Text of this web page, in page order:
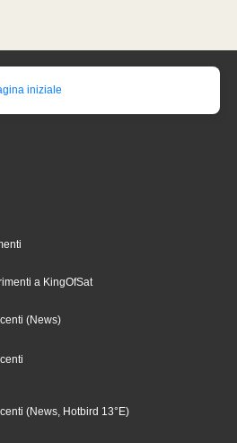
iniziale
a KingOfSat
(News)
(News, Hotbird 13°E)